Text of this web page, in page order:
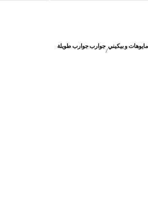
مايوهات و بيكيني جوارب جوارب طويلة